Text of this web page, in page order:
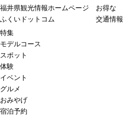
福井県観光情報ホームページ
ふくいドットコム
お得な
交通情報
特集
モデルコース
スポット
体験
イベント
グルメ
おみやげ
宿泊予約